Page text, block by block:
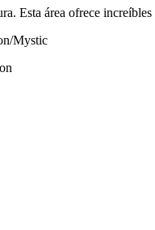
Esta área ofrece
Mystic